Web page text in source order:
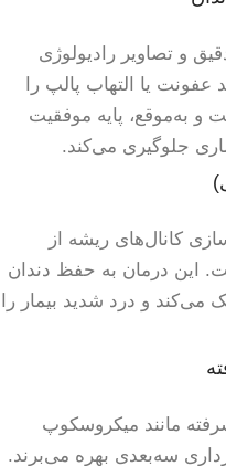
و تصاویر رادیولوژی
یا التهاب پالپ را
به‌موقع، پایه موفقیت
جلوگیری می‌کند.
کانال‌های ریشه از
این درمان به حفظ دندان
و درد شدید بیمار را
مانند میکروسکوپ
سه‌بعدی بهره می‌برند.